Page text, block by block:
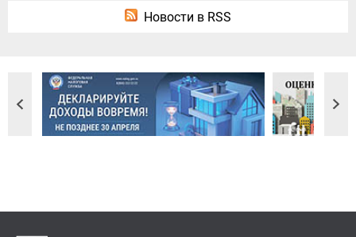
Новости в RSS